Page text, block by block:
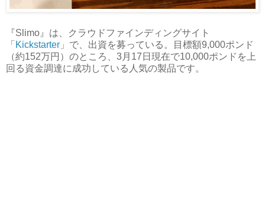
『Slimo』は、クラウドファインディングサイト
「 Kickstarter 」で、出資を募っている。目標額9,000ポンド
（約152万円）のところ、3月17日現在で10,000ポンドを上
回る資金調達に成功している人気の製品です。